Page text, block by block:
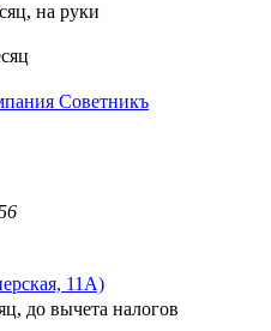
на руки
Советникъ
11А)
до вычета налогов